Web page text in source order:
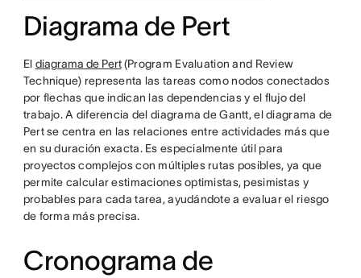
Diagrama de Pert
El diagrama de Pert(Program Evaluation and Review
Technique) representa las tareas como nodos conectados
por flechas que indican las dependencias y el flujo del
trabajo. A diferencia del diagrama de Gantt, el diagrama de
Pert se centra en las relaciones entre actividades más que
en su duración exacta. Es especialmente útil para
proyectos complejos con múltiples rutas posibles, ya que
permite calcular estimaciones optimistas, pesimistas y
probables para cada tarea, ayudándote a evaluar el riesgo
de forma más precisa.
Cronograma de